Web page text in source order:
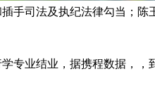
手司法及执纪法律勾当；陈
业结业，据携程数据，，